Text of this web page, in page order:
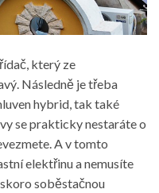
který ze
Následně je třeba
hybrid, tak také
se prakticky nestaráte o
A v tomto
elektřinu a nemusíte
soběstačnou